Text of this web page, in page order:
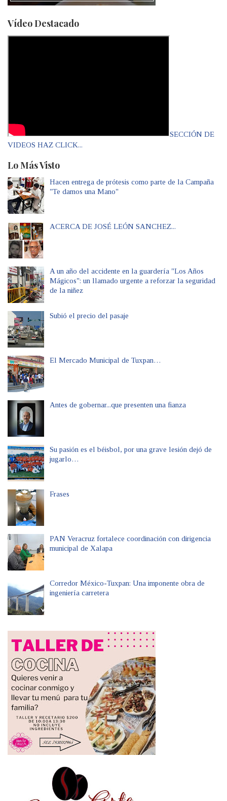
Vídeo Destacado
SECCIÓN DE
VIDEOS HAZ CLICK...
Lo Más Visto
Hacen entrega de prótesis como parte de la Campaña
"Te damos una Mano"
ACERCA DE JOSÉ LEÓN SANCHEZ...
A un año del accidente en la guardería "Los Años
Mágicos": un llamado urgente a reforzar la seguridad
de la niñez
Subió el precio del pasaje
El Mercado Municipal de Tuxpan…
Antes de gobernar...que presenten una fianza
Su pasión es el béisbol, por una grave lesión dejó de
jugarlo…
Frases
PAN Veracruz fortalece coordinación con dirigencia
municipal de Xalapa
Corredor México-Tuxpan: Una imponente obra de
ingeniería carretera